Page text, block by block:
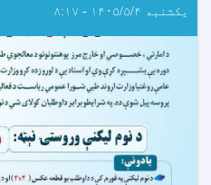
وزارت
علومو
انسټيټيوتونو
خروجي
ازموينې
خبرتيا!
یکشنبه ۱۴۰۵/۵/۴ - ۸:۱۷